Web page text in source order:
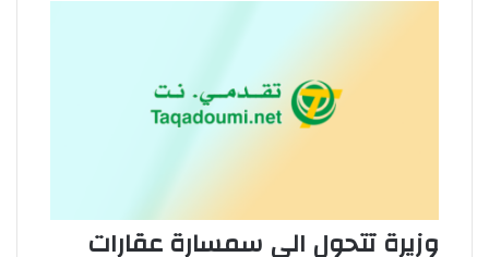
وزيرة تتحول الى سمسارة عقارات